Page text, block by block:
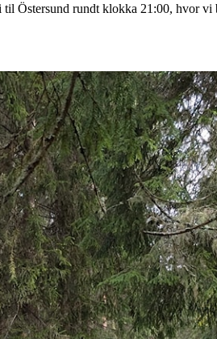
Östersund rundt klokka 21:00, hvor vi